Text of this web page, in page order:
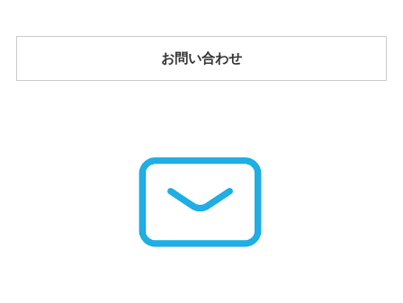
お問い合わせ